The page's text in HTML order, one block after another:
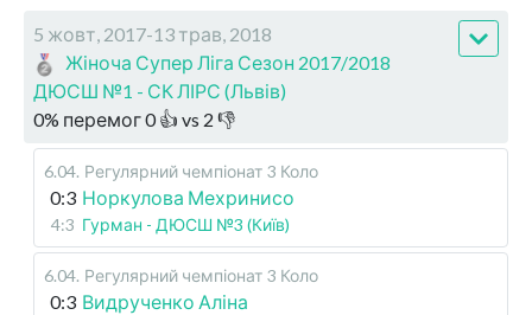
5 жовт, 2017-13 трав, 2018
Жіноча Супер Ліга Сезон 2017/2018
ДЮСШ №1 - СК ЛІРС (Львів)
0% перемог0👍 vs 2 👎
6.04. Регулярний чемпіонат 3 Коло
0:3 Норкулова Мехринисо
4:3 Гурман - ДЮСШ №3 (Київ)
6.04. Регулярний чемпіонат 3 Коло
0:3 Видрученко Аліна